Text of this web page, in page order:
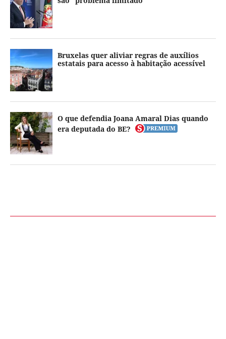
Bruxelas quer aliviar regras de auxílios
estatais para acesso à habitação acessível
O que defendia Joana Amaral Dias quando
era deputada do BE?